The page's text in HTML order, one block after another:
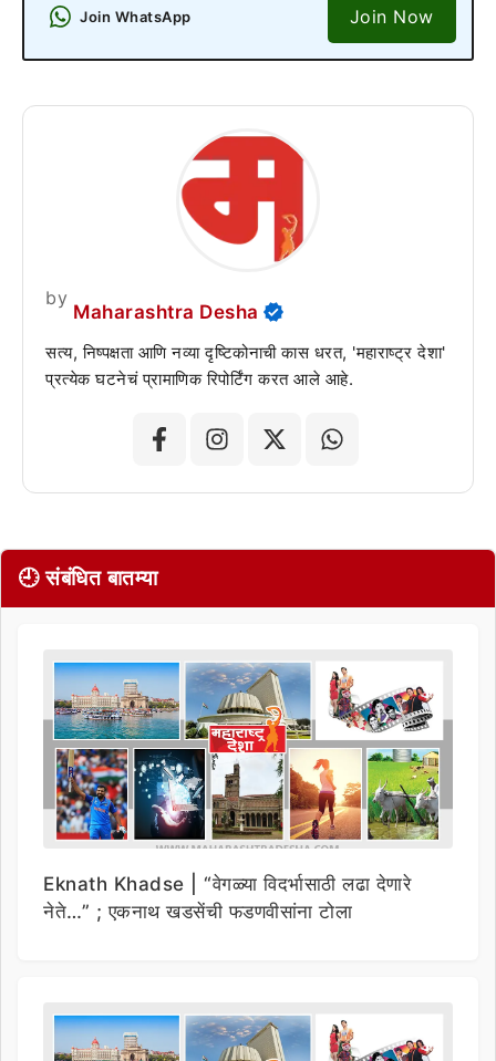
Join WhatsApp Join Now
by
Maharashtra Desha
सत्य, निष्पक्षता आणि नव्या दृष्टिकोनाची कास धरत, 'महाराष्ट्र देशा'
प्रत्येक घटनेचं प्रामाणिक रिपोर्टिंग करत आले आहे.
🕘 संबंधित बातम्या
Eknath Khadse | “वेगळ्या विदर्भासाठी लढा देणारे
नेते…” ; एकनाथ खडसेंची फडणवीसांना टोला